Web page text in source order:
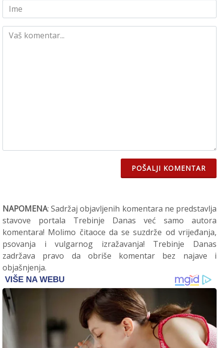
POŠALJI KOMENTAR
NAPOMENA: Sadržaj objavljenih komentara ne predstavlja
stavove portala Trebinje Danas već samo autora
komentara! Molimo čitaoce da se suzdrže od vrijeđanja,
psovanja i vulgarnog izražavanja! Trebinje Danas
zadržava pravo da obriše komentar bez najave i
objašnjenja.